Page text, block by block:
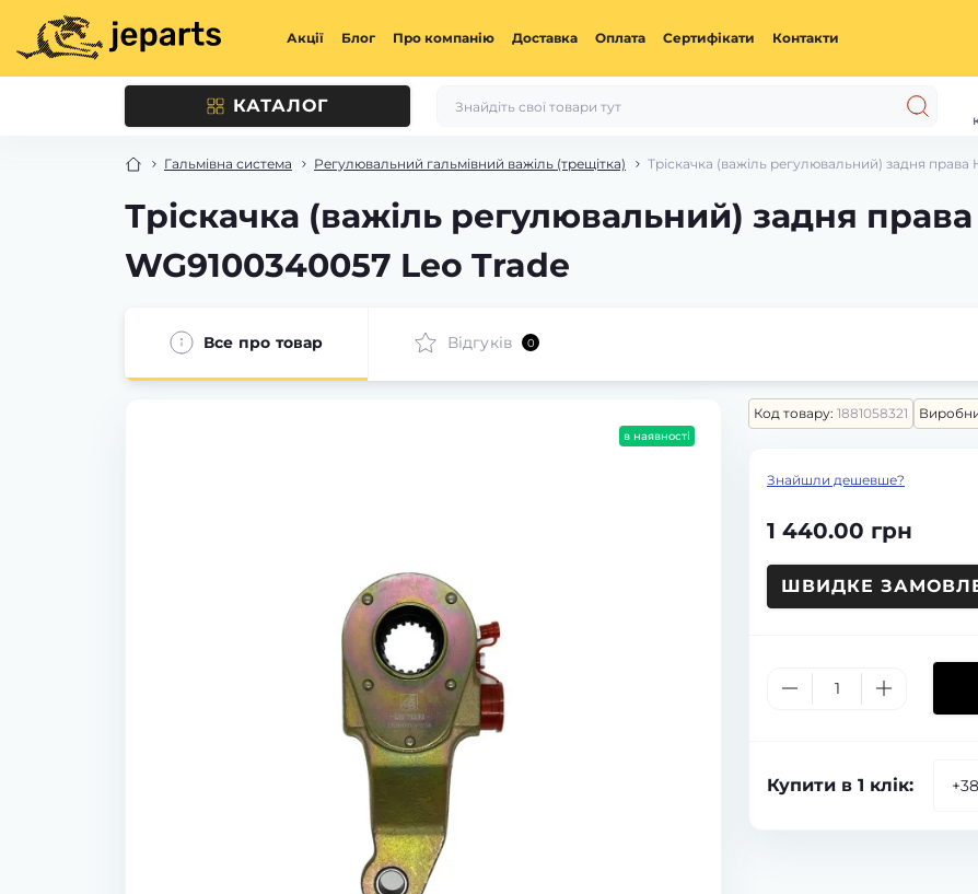
Акції Блог Про компанію Доставка Оплата Сертифікати Контакти
КАТАЛОГ
Гальмівна система Регулювальний гальмівний важіль (трещітка) Тріскачка (важіль регулювальний) задня права
Тріскачка (важіль регулювальний) задня
WG9100340057 Leo Trade
Все про товар Відгуків 0
в наявності
Код товару: 1881058321
Знайшли дешевше?
1 440.00 грн
ШВИДКЕ
Купити в 1 клік: